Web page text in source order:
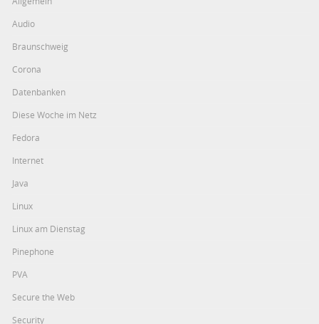
Audio
Braunschweig
Corona
Datenbanken
Diese Woche im Netz
Fedora
Internet
Java
Linux
Linux am Dienstag
Pinephone
PVA
Secure the Web
Security